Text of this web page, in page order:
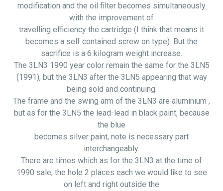
modification and the oil filter becomes simultaneously
with the improvement of
travelling efficiency the cartridge (I think that means it
becomes a self contained screw on type). But the
sacrifice is a 6 kilogram weight increase.
The 3LN3 1990 year color remain the same for the 3LN5
(1991), but the 3LN3 after the 3LN5 appearing that way
being sold and continuing.
The frame and the swing arm of the 3LN3 are aluminium ,
but as for the 3LN5 the lead-lead in black paint, because
the blue
becomes silver paint, note is necessary part
interchangeably.
There are times which as for the 3LN3 at the time of
1990 sale, the hole 2 places each we would like to see
on left and right outside the